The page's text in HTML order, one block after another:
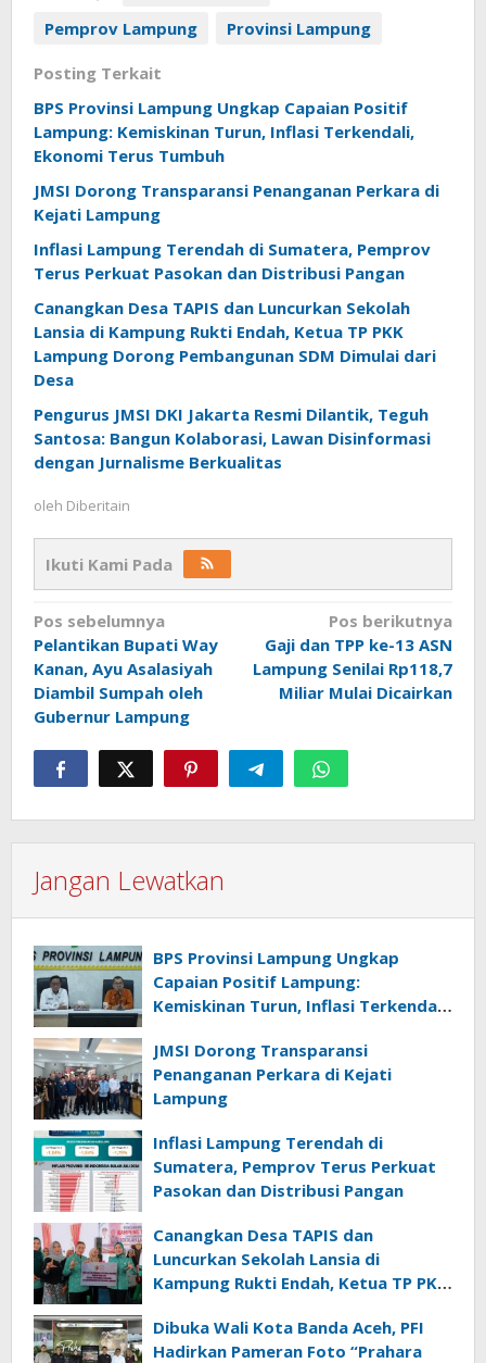
Pemprov Lampung
Provinsi Lampung
Posting Terkait
BPS Provinsi Lampung Ungkap Capaian Positif
Lampung: Kemiskinan Turun, Inflasi Terkendali,
Ekonomi Terus Tumbuh
JMSI Dorong Transparansi Penanganan Perkara di
Kejati Lampung
Inflasi Lampung Terendah di Sumatera, Pemprov
Terus Perkuat Pasokan dan Distribusi Pangan
Canangkan Desa TAPIS dan Luncurkan Sekolah
Lansia di Kampung Rukti Endah, Ketua TP PKK
Lampung Dorong Pembangunan SDM Dimulai dari
Desa
Pengurus JMSI DKI Jakarta Resmi Dilantik, Teguh
Santosa: Bangun Kolaborasi, Lawan Disinformasi
dengan Jurnalisme Berkualitas
oleh Diberitain
Ikuti Kami Pada
Navigasi
pos
Pos sebelumnya
Pelantikan Bupati Way
Kanan, Ayu Asalasiyah
Diambil Sumpah oleh
Gubernur Lampung
Pos berikutnya
Gaji dan TPP ke-13 ASN
Lampung Senilai Rp118,7
Miliar Mulai Dicairkan
Jangan Lewatkan
BPS Provinsi Lampung Ungkap
Capaian Positif Lampung:
Kemiskinan Turun, Inflasi Terkendali,
JMSI Dorong Transparansi
Penanganan Perkara di Kejati
Lampung
Inflasi Lampung Terendah di
Sumatera, Pemprov Terus Perkuat
Pasokan dan Distribusi Pangan
Canangkan Desa TAPIS dan
Luncurkan Sekolah Lansia di
Kampung Rukti Endah, Ketua TP PKK
SDM Dimulai dari Desa
Dibuka Wali Kota Banda Aceh, PFI
Hadirkan Pameran Foto “Prahara